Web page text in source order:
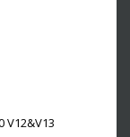
V12&V13